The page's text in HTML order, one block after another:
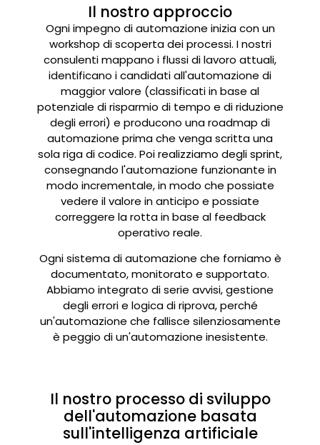
Il nostro approccio
Ogni impegno di automazione inizia con un
workshop di scoperta dei processi. I nostri
consulenti mappano i flussi di lavoro attuali,
identificano i candidati all'automazione di
maggior valore (classificati in base al
potenziale di risparmio di tempo e di riduzione
degli errori) e producono una roadmap di
automazione prima che venga scritta una
sola riga di codice. Poi realizziamo degli sprint,
consegnando l'automazione funzionante in
modo incrementale, in modo che possiate
vedere il valore in anticipo e possiate
correggere la rotta in base al feedback
operativo reale.
Ogni sistema di automazione che forniamo è
documentato, monitorato e supportato.
Abbiamo integrato di serie avvisi, gestione
degli errori e logica di riprova, perché
un'automazione che fallisce silenziosamente
è peggio di un'automazione inesistente.
Il nostro processo di sviluppo
dell'automazione basata
sull'intelligenza artificiale